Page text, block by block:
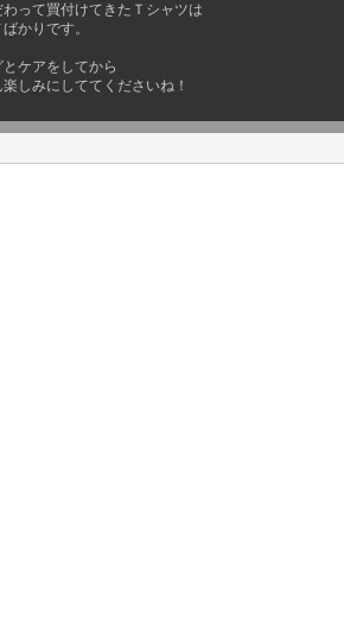
って買付けてきたＴシャツは
かりです。
ケアをしてから
しみにしててくださいね！